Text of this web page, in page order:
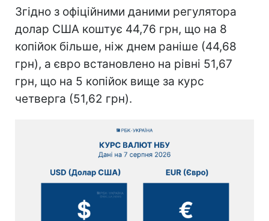
Згідно з офіційними даними регулятора
долар США коштує 44,76 грн, що на 8
копійок більше, ніж днем раніше (44,68
грн), а євро встановлено на рівні 51,67
грн, що на 5 копійок вище за курс
четверга (51,62 грн).